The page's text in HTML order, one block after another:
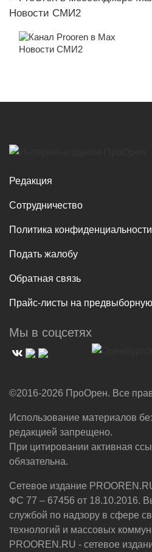
Новости СМИ2
Новости СМИ2
Редакция
Сотрудничество
Политика конфиденциальности
Подать жалобу
Обратная связь
Прайс-листы на
Мы в соцсетях
©2016-2026 ПроОрен. Все
Использование материалов
редакцией запрещено.
При цитировании активная
обязательна.
Сетевое издание
ФС 77 – 67456 от 18.10.2016.
службой по надзору в сфере
технологий и массовых
PROOREN.RU - сетевое